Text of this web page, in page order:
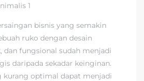
bisnis yang semakin
ruko dengan desain
dan fungsional sudah menjadi
daripada sekadar keinginan.
kurang optimal dapat menjadi